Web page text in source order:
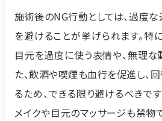
施術後のNG行動としては、過度
を避けることが挙げられます。特
目元を過度に使う表情や、無理な
た、飲酒や喫煙も血行を促進し、
るため、できる限り避けるべきで
メイクや目元のマッサージも禁物